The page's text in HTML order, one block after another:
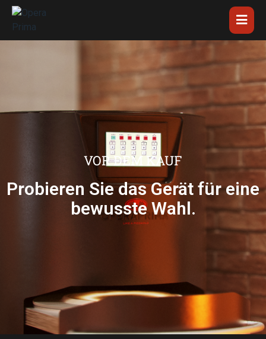
VOR DEM KAUF
Probieren Sie das Gerät für eine
bewusste Wahl.